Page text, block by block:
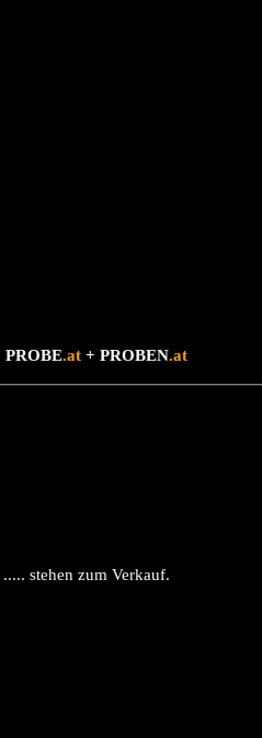
PROBE.at + PROBEN.at
..... stehen zum Verkauf.